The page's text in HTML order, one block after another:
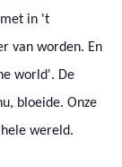
in 't
van worden. En
world'. De
bloeide. Onze
wereld.